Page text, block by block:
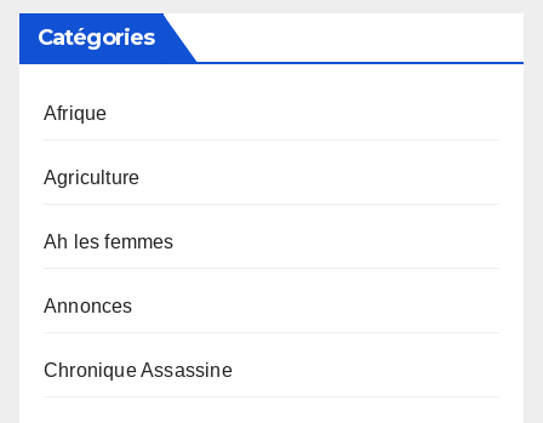
Catégories
Afrique
Agriculture
Ah les femmes
Annonces
Chronique Assassine